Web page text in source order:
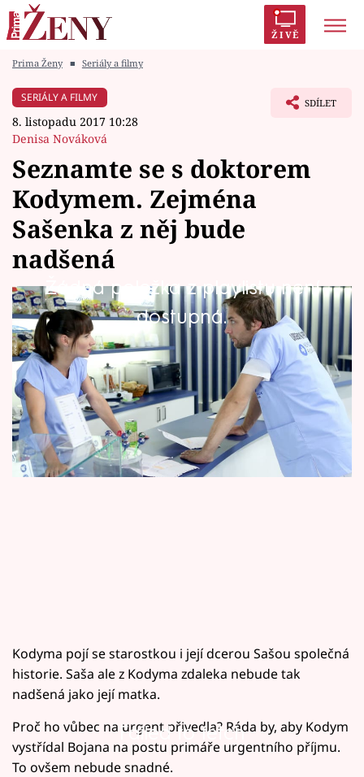
ŽIVĚ
Módní alarm
Témata
Celebrity
Vztahy
Seriály
Horoskopy
Sledujte prima+
Filmový festival Karlovy Vary
Prima Ženy ■ Seriály a filmy
SERIÁLY A FILMY
8. listopadu 2017 10:28
Denisa Nováková
SDÍLET
Seznamte se s doktorem
Kodymem. Zejména
Sašenka z něj bude
nadšená
Žádná položka z playlistu není
dostupná.
Starostka Růžičková si coby nová prozatimní
ředitelka rubavské nemocnice na urgent
přivedla svého "koně", doktora Kodyma.
Kodyma pojí se starostkou i její dcerou Sašou společná
historie. Saša ale z Kodyma zdaleka nebude tak
nadšená jako její matka.
Failed to fetch
Proč ho vůbec na urgent přivedla? Ráda by, aby Kodym
vystřídal Bojana na postu primáře urgentního příjmu.
To ovšem nebude snadné.